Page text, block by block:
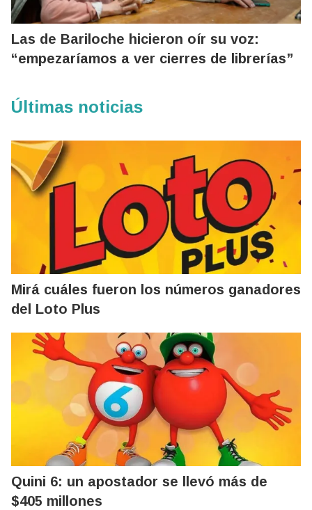
Las de Bariloche hicieron oír su voz:
“empezaríamos a ver cierres de librerías”
Últimas noticias
Mirá cuáles fueron los números ganadores
del Loto Plus
Quini 6: un apostador se llevó más de
$405 millones